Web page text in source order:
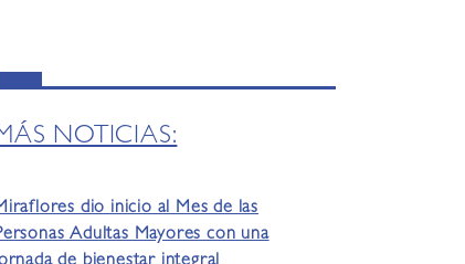
NOTICIAS:
dio inicio al Mes de las
Adultas Mayores con una